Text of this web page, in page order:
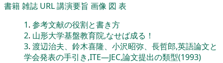
書籍雑誌 URL講演要旨 画像 図 表
1. 参考文献の役割と書き方
2. 山形大学基盤教育院,なせば成る！
3. 渡辺治夫、鈴木喜隆、小沢昭弥、長哲郎,英語論文と
学会発表の手引き,ITE―JEC,論文提出の類型(1993)